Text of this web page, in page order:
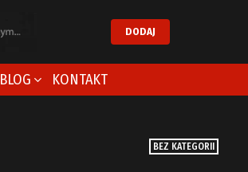
DODAJ
BLOG KONTAKT
BEZ KATEGORII